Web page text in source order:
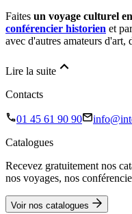
Faites un voyage culturel
conférencier historien et
avec d'autres amateurs
Lire la suite
Contacts
01 45 61 90 90
Catalogues
Recevez gratuitement nos
nos voyages, nos
Voir nos catalogues